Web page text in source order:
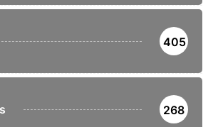
405
268